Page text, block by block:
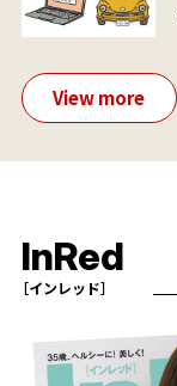
View more
InRed
［インレッド］